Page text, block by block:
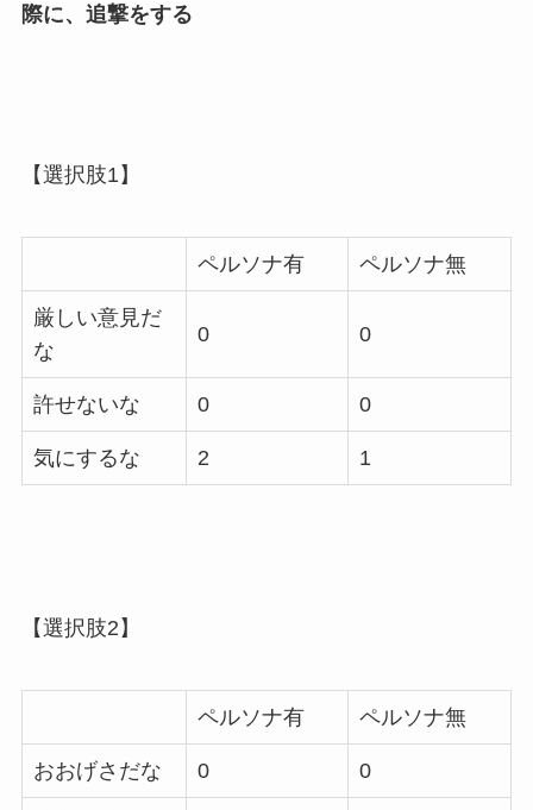
際に、追撃をする
【選択肢1】
ペルソナ有 ペルソナ無
厳しい意見だ
な
0 0
許せないな 0 0
気にするな 2 1
【選択肢2】
ペルソナ有 ペルソナ無
おおげさだな 0 0